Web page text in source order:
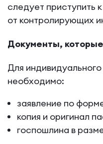
следует приступить
от контролирующих
Документы,
Для
необходимо:
заявление по
копия и оригинал
госпошлина в